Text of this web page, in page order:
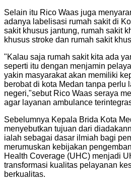
Selain itu Rico Waas juga
adanya labelisasi rumah sakit di
sakit khusus jantung, rumah sakit
khusus stroke dan rumah sakit
"Kalau saja rumah sakit kita ada
seperti itu dengan menjamin
yakin masyarakat akan memiliki
berobat di kota Medan tanpa perlu
negeri,"sebut Rico Waas seraya
agar layanan ambulance
Sebelumnya Kepala Brida Kota
menyebutkan tujuan dari
ialah sebagai dasar ilmiah bagi
merumuskan kebijakan
Health Coverage (UHC) menjadi
transformasi kualitas pelayanan
berkualitas.